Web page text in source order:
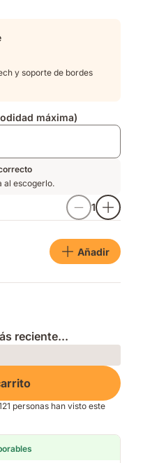
y soporte de bordes
máxima)
al escogerlo.
1
Añadir
reciente...
personas han visto este